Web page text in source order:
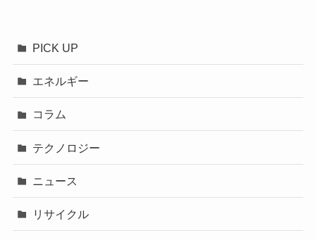
PICK UP
エネルギー
コラム
テクノロジー
ニュース
リサイクル